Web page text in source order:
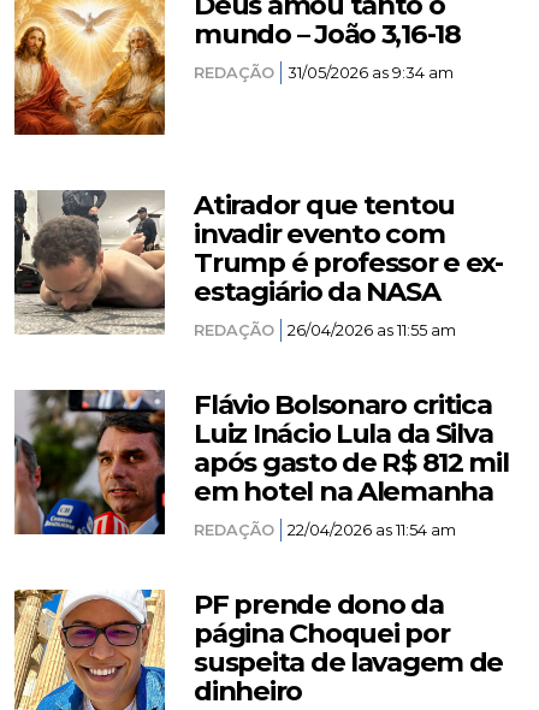
mundo – João 3,16-18
REDAÇÃO 31/05/2026 as 9:34 am
Atirador que tentou
invadir evento com
Trump é professor e ex-
estagiário da NASA
REDAÇÃO 26/04/2026 as 11:55 am
Flávio Bolsonaro critica
Luiz Inácio Lula da Silva
após gasto de R$ 812 mil
em hotel na Alemanha
REDAÇÃO 22/04/2026 as 11:54 am
PF prende dono da
página Choquei por
suspeita de lavagem de
dinheiro